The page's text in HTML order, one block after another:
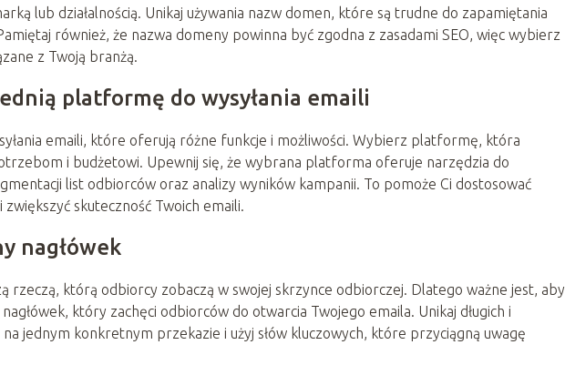
lub działalnością. Unikaj używania nazw domen, które są trudne do zapamiętania
również, że nazwa domeny powinna być zgodna z zasadami SEO, więc wybierz
z Twoją branżą.
platformę do wysyłania emaili
emaili, które oferują różne funkcje i możliwości. Wybierz platformę, która
i budżetowi. Upewnij się, że wybrana platforma oferuje narzędzia do
list odbiorców oraz analizy wyników kampanii. To pomoże Ci dostosować
skuteczność Twoich emaili.
nagłówek
rzeczą, którą odbiorcy zobaczą w swojej skrzynce odbiorczej. Dlatego ważne jest, aby
który zachęci odbiorców do otwarcia Twojego emaila. Unikaj długich i
na jednym konkretnym przekazie i użyj słów kluczowych, które przyciągną uwagę